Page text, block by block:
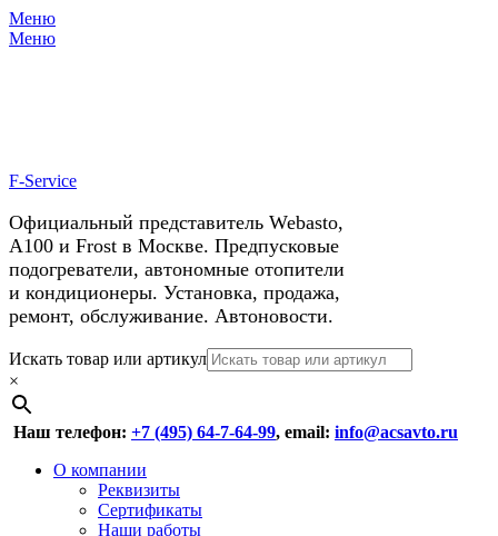
Меню
Меню
F-Service
Официальный представитель Webasto,
А100 и Frost в Москве. Предпусковые
подогреватели, автономные отопители
и кондиционеры. Установка, продажа,
ремонт, обслуживание. Автоновости.
Header
Right
Menu
Перейти
к
содержимому
Искать товар или артикул
×
Наш телефон: +7 (495) 64-7-64-99, email: info@acsavto.ru
Основное
Перейти
содержимому
О компании
Реквизиты
Сертификаты
Наши работы
У нас космические скидки на